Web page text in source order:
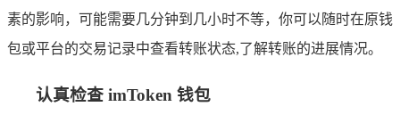
素的影响，可能需要几分钟到几小时不等，你可以随时在原钱
包或平台的交易记录中查看转账状态,了解转账的进展情况。
认真检查 imToken 钱包